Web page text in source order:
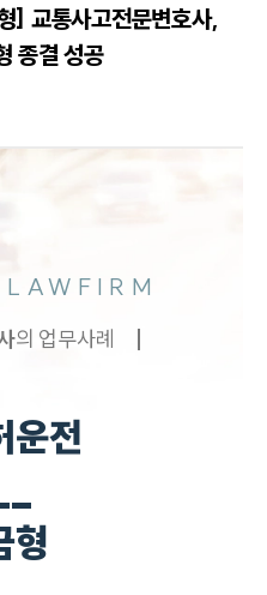
] 교통사고전문변호사,
종결 성공
의 업무사례
운전
형